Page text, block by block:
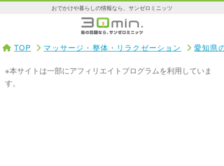
おでかけや暮らしの情報なら、サンゼロミニッツ
TOP マッサージ・整体・リラクゼーション 愛知県
※本サイトは一部にアフィリエイトプログラムを利用していま
す。